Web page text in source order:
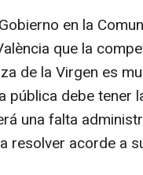
en la
que la
de la Virgen es
pública debe tener
una falta
resolver acorde a